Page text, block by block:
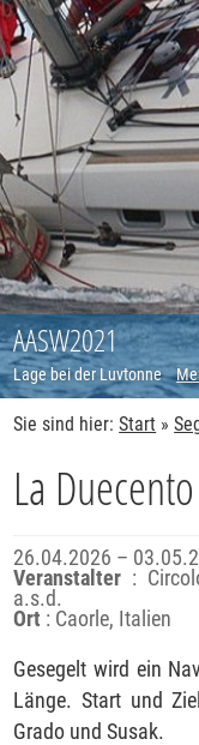
AASW2021
Lage bei der Luvtonne
Sie sind hier:Start »
La
26.04.2026 –
Veranstalter :
a.s.d.
Ort : Caorle, Italien
Gesegelt wird ein
Länge. Start und
Grado und Susak.